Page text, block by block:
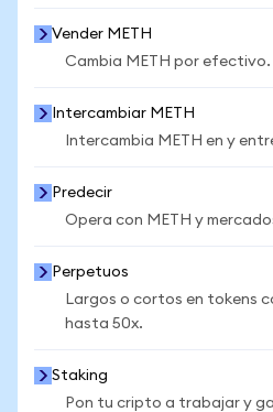
Vender METH
Cambia METH por efectivo.
Intercambiar METH
Intercambia METH en y
Predecir
Opera con METH y
Perpetuos
Largos o cortos en tokens
hasta 50x.
Staking
Pon tu cripto a trabajar y